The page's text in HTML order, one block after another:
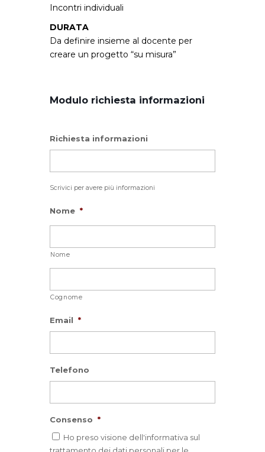
Incontri individuali
DURATA
Da definire insieme al docente per
creare un progetto “su misura”
Modulo richiesta informazioni
Richiesta informazioni
Scrivici per avere più informazioni
Nome *
Nome
Cognome
Email *
Telefono
Consenso *
Ho preso visione dell'informativa sul